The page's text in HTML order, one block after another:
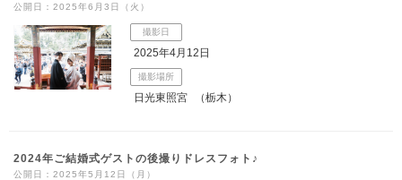
公開日：2025年6月3日（火）
撮影日
2025年4月12日
撮影場所
日光東照宮 （栃木）
2024年ご結婚式ゲストの後撮りドレスフォト♪
公開日：2025年5月12日（月）